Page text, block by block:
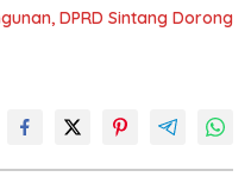
DPRD Sintang Dorong